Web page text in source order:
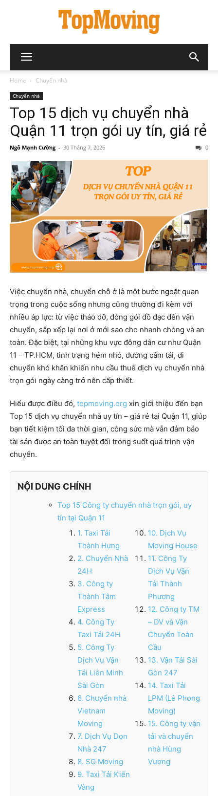
Home Chuyển nhà
Chuyển nhà
Top 15 dịch vụ chuyển nhà
Quận 11 trọn gói uy tín, giá rẻ
Ngô Mạnh Cường - 30 Tháng 7, 2026 0
Việc chuyển nhà, chuyển chỗ ở là một bước ngoặt quan
trọng trong cuộc sống nhưng cũng thường đi kèm với
nhiều áp lực: từ việc tháo dỡ, đóng gói đồ đạc đến vận
chuyển, sắp xếp lại nơi ở mới sao cho nhanh chóng và an
toàn. Đặc biệt, tại những khu vực đông dân cư như Quận
11 – TP.HCM, tình trạng hẻm nhỏ, đường cấm tải, di
chuyển khó khăn khiến nhu cầu thuê dịch vụ chuyển nhà
trọn gói ngày càng trở nên cấp thiết.
Hiểu được điều đó, topmoving.org xin giới thiệu đến bạn
Top 15 dịch vụ chuyển nhà uy tín – giá rẻ tại Quận 11, giúp
bạn tiết kiệm tối đa thời gian, công sức mà vẫn đảm bảo
tài sản được an toàn tuyệt đối trong suốt quá trình vận
chuyển.
NỘI DUNG CHÍNH
Top 15 Công ty chuyển nhà trọn gói, uy
tín tại Quận 11
1. Taxi Tải
Thành Hưng
2. Chuyển Nhà
24H
3. Công ty
Thành Tâm
Express
4. Công Ty
Taxi Tải 24H
5. Công Ty
Dịch Vụ Vận
Tải Liên Minh
Sài Gòn
6. Chuyển nhà
Vietnam
Moving
7. Dịch Vụ Dọn
Nhà 247
8. SG Moving
9. Taxi Tải Kiến
Vàng
10. Dịch Vụ
Moving House
11. Công Ty
Dịch Vụ Vận
Tải Thành
Phương
12. Công ty TM
– DV và Vận
Chuyển Toàn
Cầu
13. Vận Tải Sài
Gòn 247
14. Taxi Tải
LPM (Lê Phong
Moving)
15. Công ty vận
tải và chuyển
nhà Hùng
Vương